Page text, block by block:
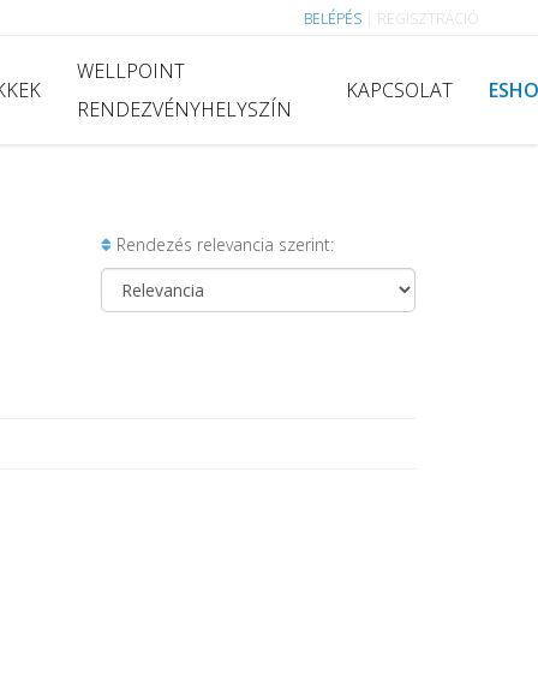
BELÉPÉS REGISZTRÁCIÓ
WELLPOINT
RENDEZVÉNYHELYSZÍN
KAPCSOLAT
Rendezés relevancia szerint: